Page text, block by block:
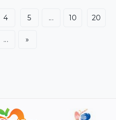
。
4 5 ... 10 20
... »